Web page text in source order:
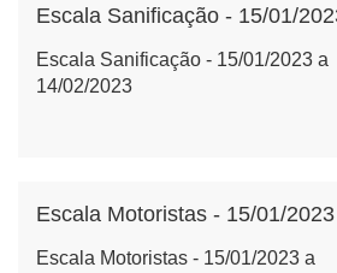
Escala Sanificação - 15/01/2023 a
14/02/2023
Escala Motoristas - 15/01/2023 a